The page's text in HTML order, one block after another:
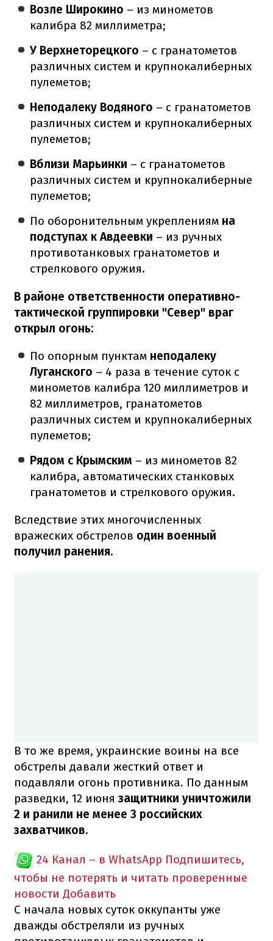
Возле Широкино – из минометов
калибра 82 миллиметра;
У Верхнеторецкого – с гранатометов
различных систем и крупнокалиберных
пулеметов;
Неподалеку Водяного – с гранатометов
различных систем и крупнокалиберных
пулеметов;
Вблизи Марьинки – с гранатометов
различных систем и крупнокалиберные
пулеметов;
По оборонительным укреплениям на
подступах к Авдеевки – из ручных
противотанковых гранатометов и
стрелкового оружия.
В районе ответственности оперативно-
тактической группировки "Север" враг
открыл огонь:
По опорным пунктам неподалеку
Луганского – 4 раза в течение суток с
минометов калибра 120 миллиметров и
82 миллиметров, гранатометов
различных систем и крупнокалиберных
пулеметов;
Рядом с Крымским – из минометов 82
калибра, автоматических станковых
гранатометов и стрелкового оружия.
Вследствие этих многочисленных
вражеских обстрелов один военный
получил ранения.
В то же время, украинские воины на все
обстрелы давали жесткий ответ и
подавляли огонь противника. По данным
разведки, 12 июнязащитники уничтожили
2 и ранили не менее 3 российских
захватчиков.
24 Канал – в WhatsApp Подпишитесь,
чтобы не потерять и читать проверенные
новости Добавить
С начала новых суток оккупанты уже
дважды обстреляли из ручных